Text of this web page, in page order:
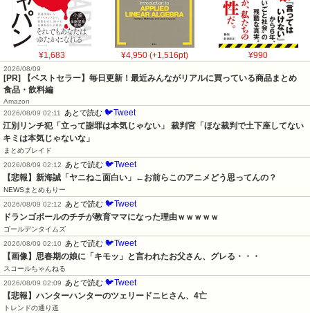
¥1,683 ¥4,950 (+1,516pt) ¥990
2026/08/09
[PR] 【ベストセラー】毎日更新！最近みんながリアルに買っている商品まとめ
食品・飲料編
Amazon
2026/08/09 02:11
あとで読む 🐦Tweet
江別リンチ犯「立って謝罪は本気じゃない」 裁判官「ほな裁判で土下座してない
キミは本気じゃないな」
まとめブレイド
2026/08/09 02:12
あとで読む 🐦Tweet
【悲報】新海誠「ヤニねこ面白い」←お前らこのアニメどう思ってんの？
NEWSまとめもりー
2026/08/09 02:12
あとで読む 🐦Tweet
ドランゴボールのチチが教育ママになった理由ｗｗｗｗｗ
ゴールデンタイムズ
2026/08/09 02:10
あとで読む 🐦Tweet
【画像】思春期の娘に「キモッ」と言われたお父さん、グレる・・・
スコールちゃんねる
2026/08/09 02:09
あとで読む 🐦Tweet
【悲報】ハンターハンターのツェリードニヒさん、4亡
トレンドの通り道